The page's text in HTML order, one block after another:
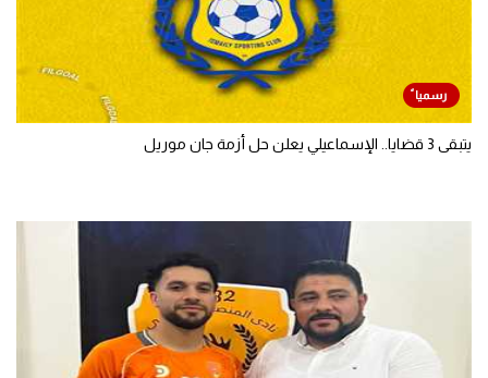
يتبقى 3 قضايا.. الإسماعيلي يعلن حل أزمة جان موريل